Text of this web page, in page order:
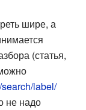
шире, а
(статья,
label/
не надо